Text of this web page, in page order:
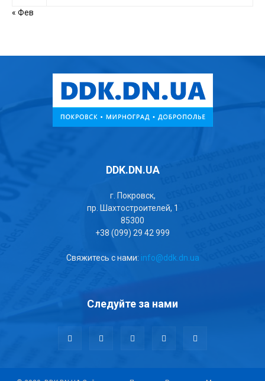
« Фев
DDK.DN.UA
г. Покровск,
пр. Шахтостроителей, 1
85300
+38 (099) 29 42 999
Свяжитесь с нами: info@ddk.dn.ua
Следуйте за нами